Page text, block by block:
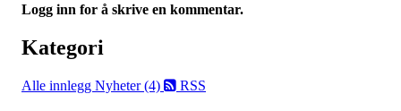
Logg inn for å skrive en kommentar.
Kategori
Alle innlegg Nyheter (4) RSS